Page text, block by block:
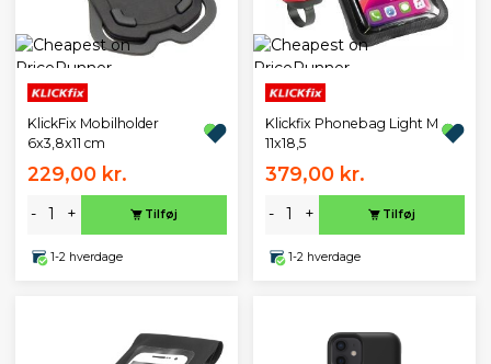
KlickFix Mobilholder
6x3,8x11 cm
229,00 kr.
- + Tilføj
1-2 hverdage
Klickfix Phonebag Light M
11x18,5
379,00 kr.
- + Tilføj
1-2 hverdage